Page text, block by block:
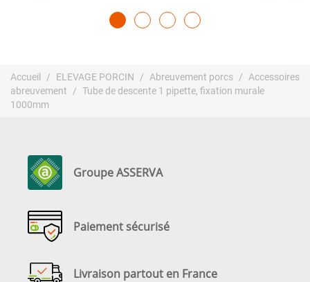
Accueil ELEVAGE PORCIN Abreuvement porcs
Accessoires
abreuvement
Tube de descente 1 pipette, fixation murale
1000mm
Groupe ASSERVA
Paiement sécurisé
Livraison partout en France